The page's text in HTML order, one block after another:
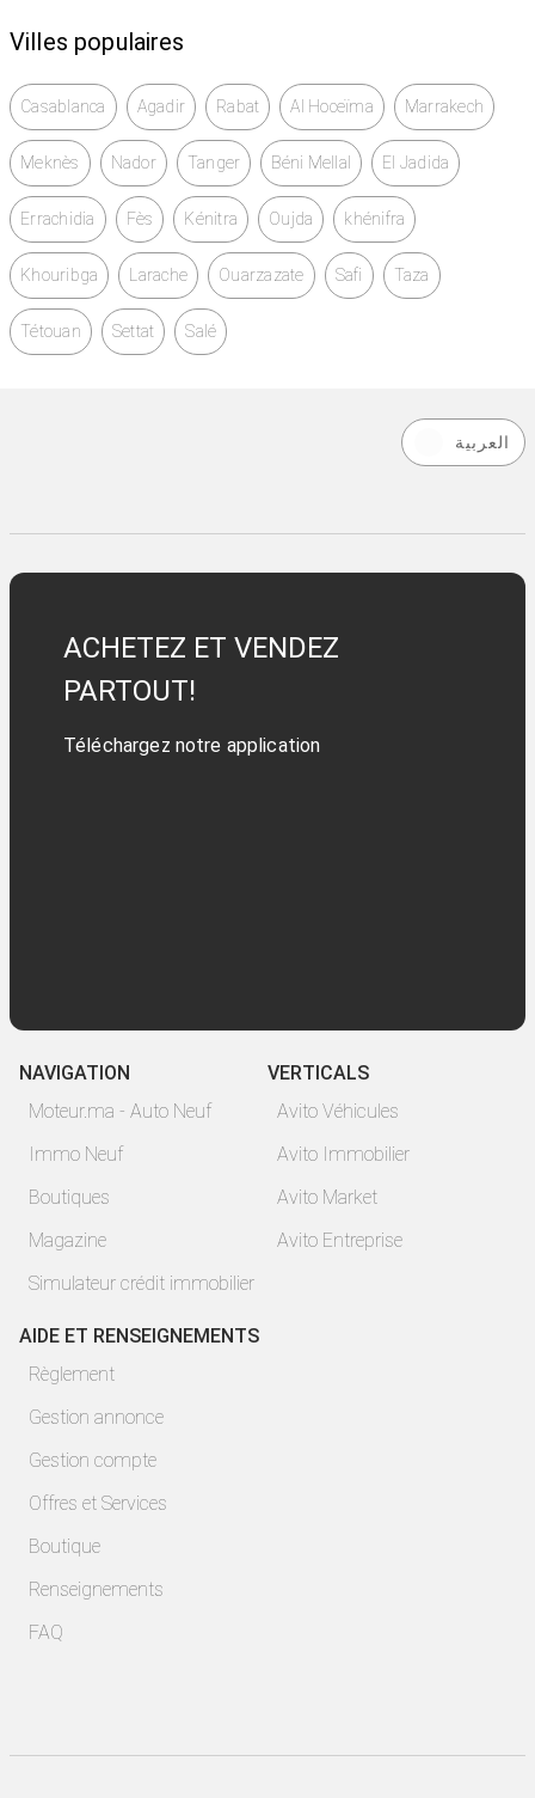
Villes populaires
Casablanca Agadir Rabat Al Hoceïma Marrakech
Meknès Nador Tanger Béni Mellal El Jadida
Errachidia Fès Kénitra Oujda khénifra
Khouribga Larache Ouarzazate Safi Taza
Tétouan Settat Salé
العربية
ACHETEZ ET VENDEZ
PARTOUT!
Téléchargez notre application
NAVIGATION
Moteur.ma - Auto Neuf
Immo Neuf
Boutiques
Magazine
Simulateur crédit immobilier
VERTICALS
Avito Véhicules
Avito Immobilier
Avito Market
Avito Entreprise
AIDE ET RENSEIGNEMENTS
Règlement
Gestion annonce
Gestion compte
Offres et Services
Boutique
Renseignements
FAQ